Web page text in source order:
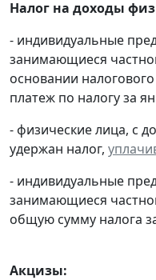
Налог на доходы
- индивидуальные
занимающиеся
основании
платеж по налогу за
- физические лица, с
удержан налог,
- индивидуальные
занимающиеся
общую сумму налога
Акцизы: